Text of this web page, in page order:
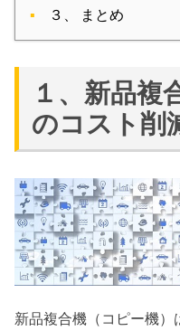
３、 まとめ
１、新品複
のコスト削
新品複合機（コピー機）